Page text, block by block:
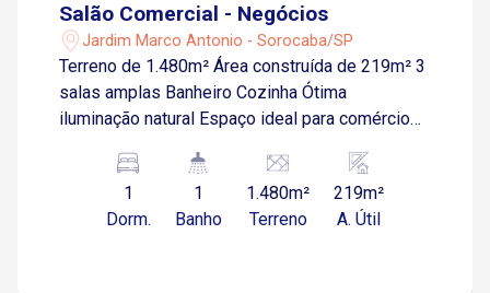
Salão Comercial - Negócios
Jardim Marco Antonio - Sorocaba/SP
Terreno de 1.480m² Área construída de 219m² 3
salas amplas Banheiro Cozinha Ótima
iluminação natural Espaço ideal para comércios,
Próximo à Avenida Dom Aguirre Fácil acesso à
Rodovia Presidente Castello Branco Região
estratégica, com boa visibilidade Perto do
1
Dorm.
1
Banho
1.480m²
Terreno
219m²
A. Útil